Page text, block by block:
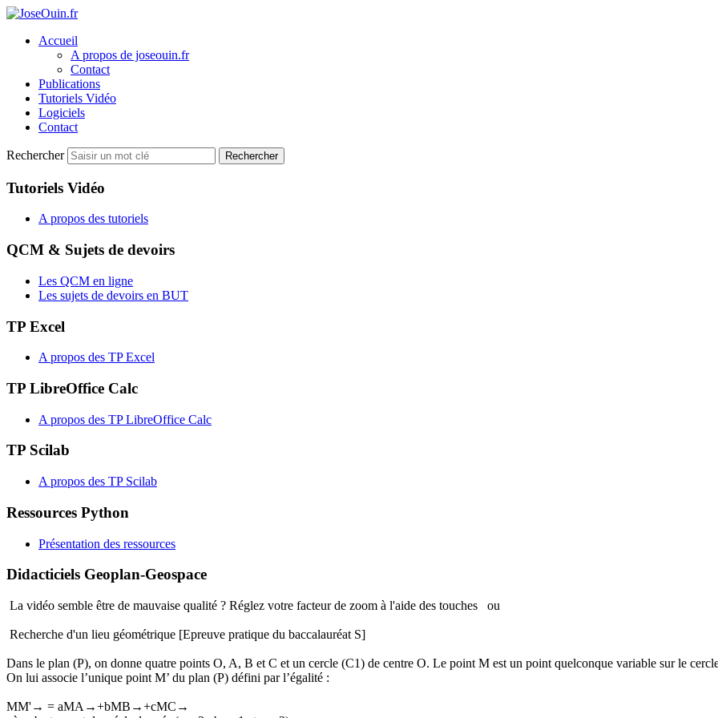
Accueil
A propos de joseouin.fr
Contact
Publications
Tutoriels Vidéo
Logiciels
Contact
Rechercher Rechercher
Tutoriels Vidéo
A propos des tutoriels
QCM & Sujets de devoirs
Les QCM en ligne
Les sujets de devoirs en BUT
TP Excel
A propos des TP Excel
TP LibreOffice Calc
A propos des TP LibreOffice Calc
TP Scilab
A propos des TP Scilab
Ressources Python
Présentation des ressources
Didacticiels Geoplan-Geospace
La vidéo semble être de mauvaise qualité ? Réglez votre facteur de zoom à l'aide des touches ou
Recherche d'un lieu géométrique [Epreuve pratique du baccalauréat S]
Dans le plan (P), on donne quatre points O, A, B et C et un cercle (C1) de centre O. Le point M est un point quelconque variable sur le
On lui associe l’unique point M’ du plan (P) défini par l’égalité :
MM'→ = aMA →+bMB →+cMC →